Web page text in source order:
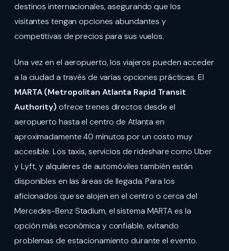
destinos internacionales, asegurando que los
visitantes tengan opciones abundantes y
competitivas de precios para sus vuelos.
Una vez en el aeropuerto, los viajeros pueden acceder
a la ciudad a través de varias opciones prácticas. El
MARTA (Metropolitan Atlanta Rapid Transit
Authority) ofrece trenes directos desde el
aeropuerto hasta el centro de Atlanta en
aproximadamente 40 minutos por un costo muy
accesible. Los taxis, servicios de rideshare como Uber
y Lyft, y alquileres de automóviles también están
disponibles en las áreas de llegada. Para los
aficionados que se alojen en el centro o cerca del
Mercedes-Benz Stadium, el sistema MARTA es la
opción más económica y confiable, evitando
problemas de estacionamiento durante el evento.